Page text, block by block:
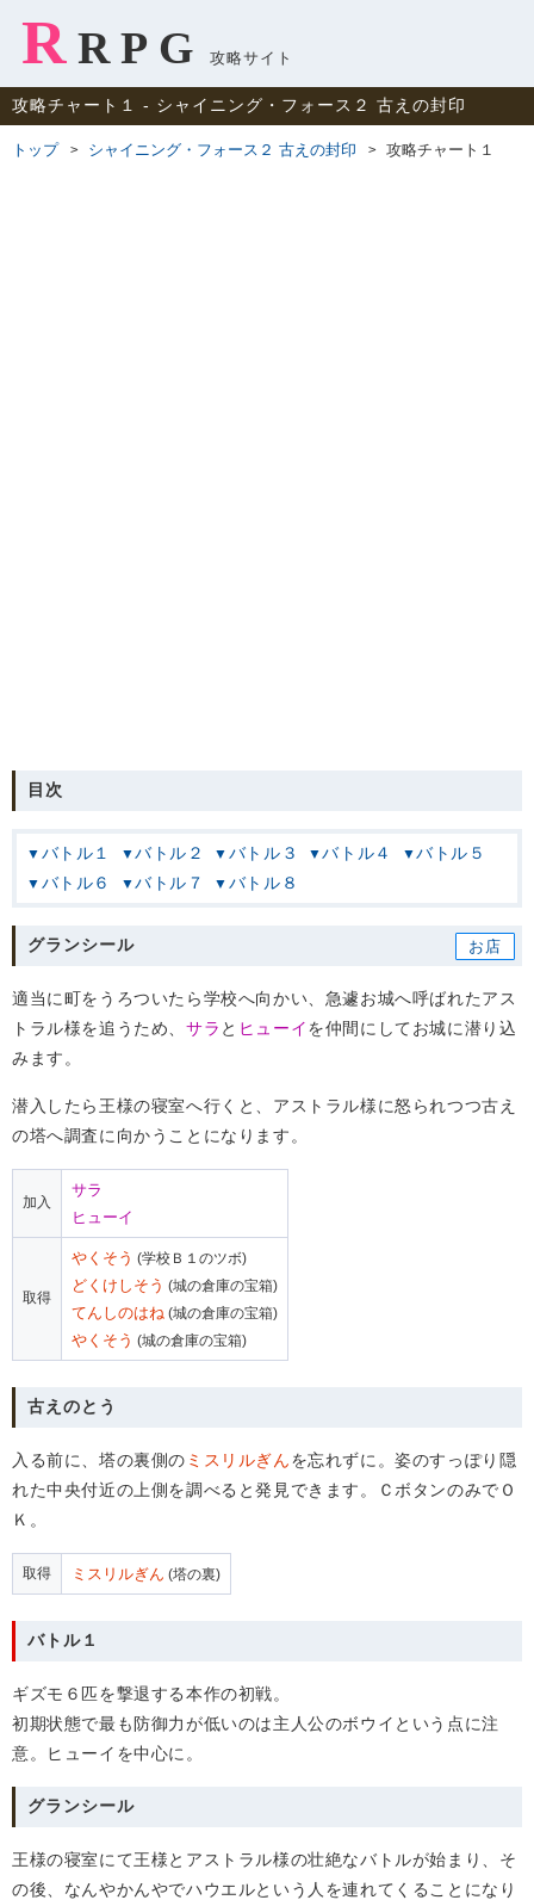
R RPG 攻略サイト
攻略チャート１ ‐ シャイニング・フォース２ 古えの封印
トップ シャイニング・フォース２ 古えの封印 攻略チャート１
目次
バトル１ バトル２ バトル３ バトル４
バトル５
バトル６
バトル７ バトル８
グランシール
適当に町をうろついたら学校へ向かい、急遽お城へ呼ばれたアス
トラル様を追うため、 サラ と ヒューイを仲間にしてお城に潜り込
みます。
潜入したら王様の寝室へ行くと、アストラル様に怒られつつ古え
の塔へ調査に向かうことになります。
加入
サラ
ヒューイ
取得
やくそう (学校Ｂ１のツボ)
どくけしそう (城の倉庫の宝箱)
てんしのはね (城の倉庫の宝箱)
やくそう (城の倉庫の宝箱)
古えのとう
入る前に、塔の裏側の ミスリルぎんを忘れずに。姿のすっぽり隠
れた中央付近の上側を調べると発見できます。ＣボタンのみでＯ
Ｋ。
取得 ミスリルぎん (塔の裏)
バトル１
ギズモ６匹を撃退する本作の初戦。
初期状態で最も防御力が低いのは主人公のボウイという点に注
意。ヒューイを中心に。
グランシール
王様の寝室にて王様とアストラル様の壮絶なバトルが始まり、そ
の後、なんやかんやでハウエルという人を連れてくることになり